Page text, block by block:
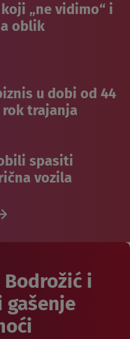
„ne vidimo“ i
oblik
u dobi od 44
rok trajanja
spasiti
vozila
Bodrožić i
gašenje